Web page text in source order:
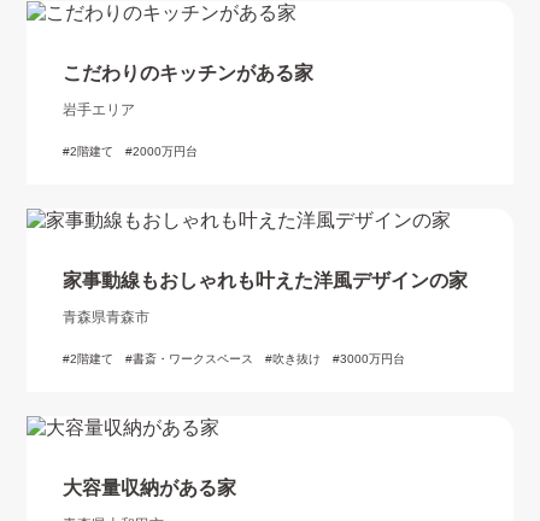
こだわりのキッチンがある家
岩手エリア
2階建て 2000万円台
家事動線もおしゃれも叶えた洋風デザインの家
青森県青森市
2階建て 書斎・ワークスペース 吹き抜け 3000万円台
大容量収納がある家